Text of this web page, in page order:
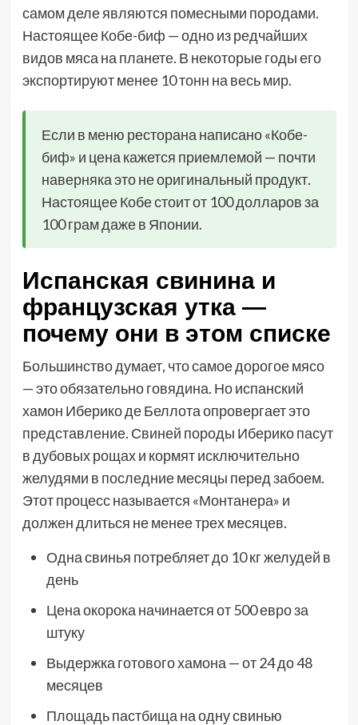
самом деле являются помесными породами.
Настоящее Кобе-биф — одно из редчайших
видов мяса на планете. В некоторые годы его
экспортируют менее 10 тонн на весь мир.
Если в меню ресторана написано «Кобе-
биф» и цена кажется приемлемой — почти
наверняка это не оригинальный продукт.
Настоящее Кобе стоит от 100 долларов за
100 грам даже в Японии.
Испанская свинина и
французская утка —
почему они в этом списке
Большинство думает, что самое дорогое мясо
— это обязательно говядина. Но испанский
хамон Иберико де Беллота опровергает это
представление. Свиней породы Иберико пасут
в дубовых рощах и кормят исключительно
желудями в последние месяцы перед забоем.
Этот процесс называется «Монтанера» и
должен длиться не менее трех месяцев.
Одна свинья потребляет до 10 кг желудей в
день
Цена окорока начинается от 500 евро за
штуку
Выдержка готового хамона — от 24 до 48
месяцев
Площадь пастбища на одну свинью